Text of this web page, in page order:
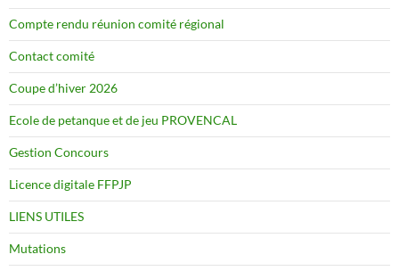
Compte rendu réunion comité régional
Contact comité
Coupe d’hiver 2026
Ecole de petanque et de jeu PROVENCAL
Gestion Concours
Licence digitale FFPJP
LIENS UTILES
Mutations